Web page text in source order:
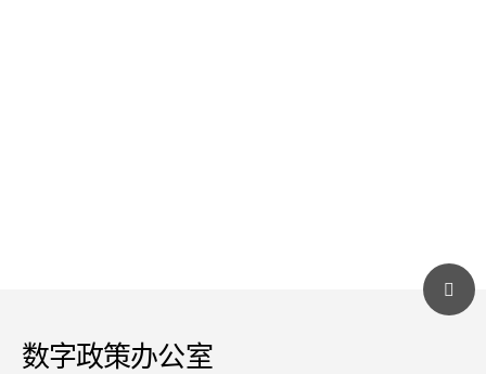
数字政策办公室